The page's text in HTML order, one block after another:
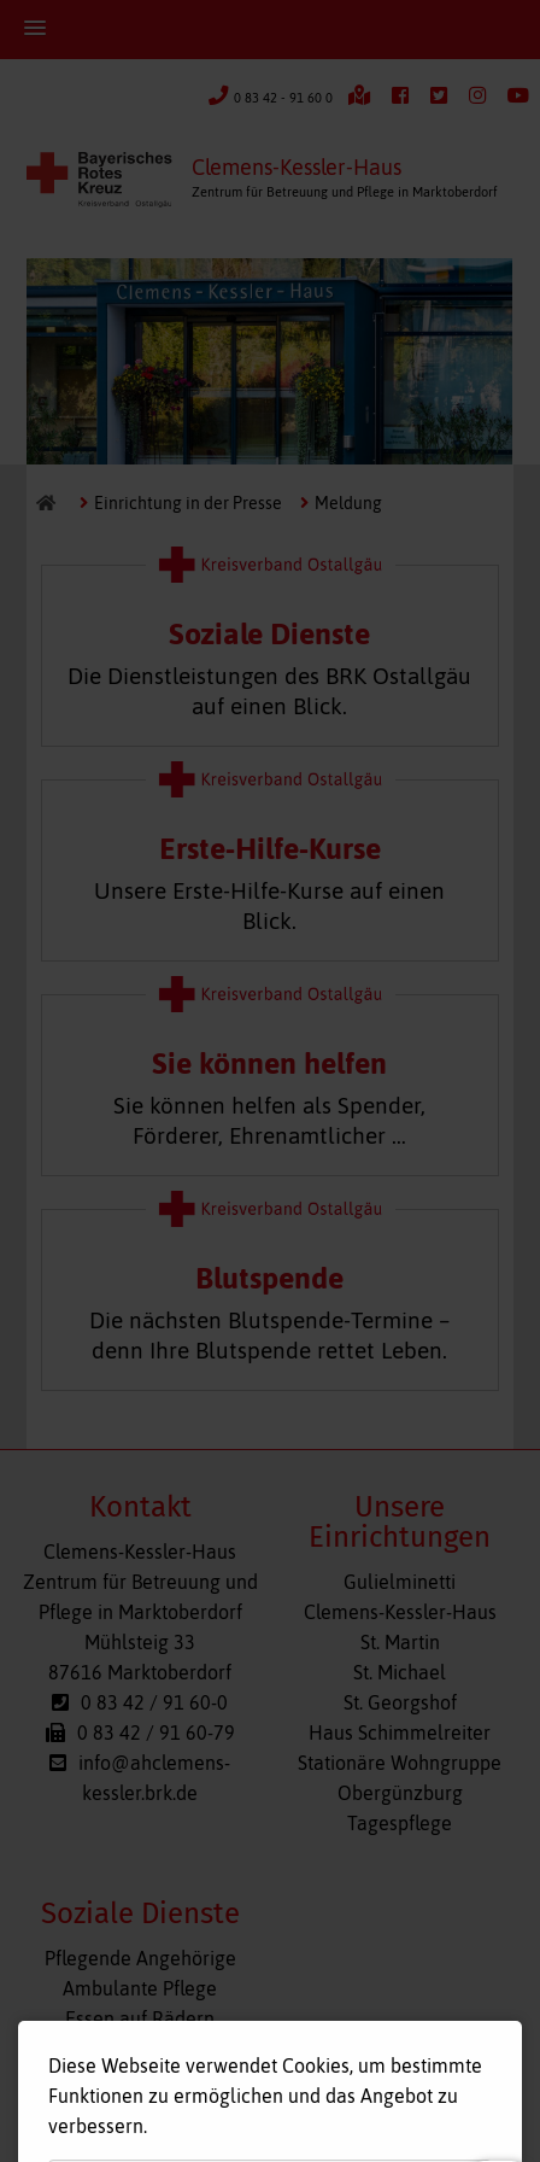
0 83 42 - 91 60 0
Clemens-Kessler-Haus
Zentrum für Betreuung und Pflege in Marktoberdorf
Einrichtung in der Presse Meldung
Soziale Dienste
Die Dienstleistungen des BRK Ostallgäu
auf einen Blick.
Erste-Hilfe-Kurse
Unsere Erste-Hilfe-Kurse auf einen
Blick.
Sie können helfen
Sie können helfen als Spender,
Förderer, Ehrenamtlicher …
Blutspende
Die nächsten Blutspende-Termine –
denn Ihre Blutspende rettet Leben.
Kontakt
Clemens-Kessler-Haus
Zentrum für Betreuung und
Pflege in Marktoberdorf
Mühlsteig 33
87616 Marktoberdorf
0 83 42 / 91 60-0
0 83 42 / 91 60-79
info@ahclemens-
kessler.brk.de
Unsere
Einrichtungen
Navigation
überspringen
Gulielminetti
Clemens-Kessler-Haus
St. Martin
St. Michael
St. Georgshof
Haus Schimmelreiter
Stationäre Wohngruppe
Obergünzburg
Tagespflege
Soziale Dienste
Navigation
überspringen
Pflegende Angehörige
Ambulante Pflege
Essen auf Rädern
Tagespflege
Hausnotruf
Diese Webseite verwendet Cookies, um bestimmte
Funktionen zu ermöglichen und das Angebot zu
verbessern.